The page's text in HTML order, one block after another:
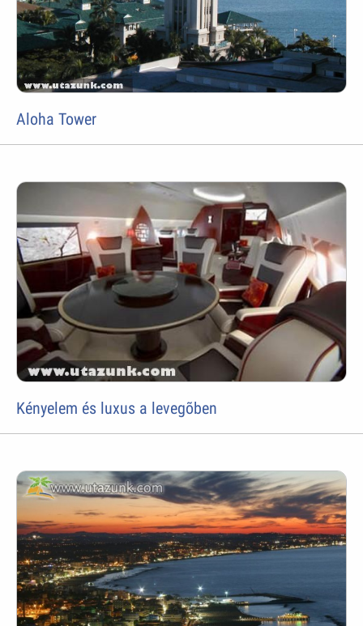
Aloha Tower
Kényelem és luxus a levegõben